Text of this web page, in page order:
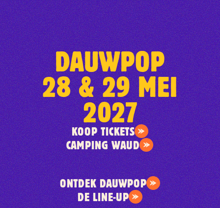
DAUWPOP
28 & 29 MEI
2027
KOOP TICKETS
CAMPING WAUD
ONTDEK DAUWPOP
DE LINE-UP